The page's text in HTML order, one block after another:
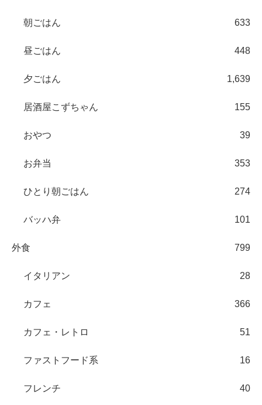
朝ごはん 633
昼ごはん 448
夕ごはん 1,639
居酒屋こずちゃん 155
おやつ 39
お弁当 353
ひとり朝ごはん 274
バッハ弁 101
外食 799
イタリアン 28
カフェ 366
カフェ・レトロ 51
ファストフード系 16
フレンチ 40